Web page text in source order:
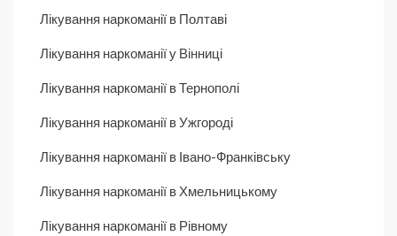
Лікування наркоманії в Полтаві
Лікування наркоманії у Вінниці
Лікування наркоманії в Тернополі
Лікування наркоманії в Ужгороді
Лікування наркоманії в Івано-Франківську
Лікування наркоманії в Хмельницькому
Лікування наркоманії в Рівному